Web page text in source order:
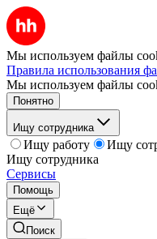
Мы используем файлы
Правила использования
Мы используем файлы
Понятно
Ищу сотрудника
Ищу работу
Ищу
Ищу сотрудника
Сервисы
Помощь
Ещё
Поиск